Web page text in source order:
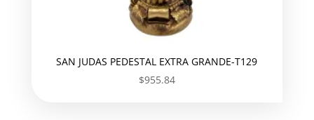
SAN JUDAS PEDESTAL EXTRA GRANDE-T129
$955.84